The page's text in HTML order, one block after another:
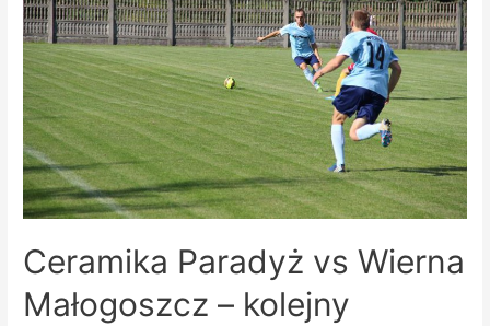
Ceramika Paradyż vs Wierna
Małogoszcz – kolejny